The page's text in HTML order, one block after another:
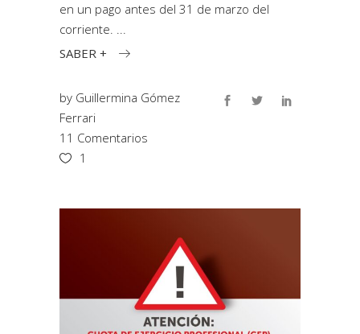
en un pago antes del 31 de marzo del
corriente.
SABER +
by Guillermina Gómez
Ferrari
11 Comentarios
1